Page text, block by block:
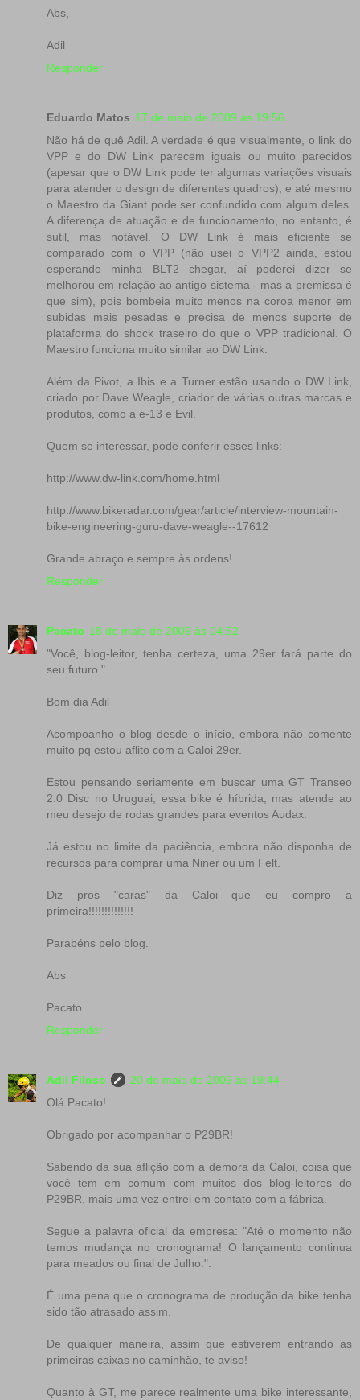
Abs,
Adil
Responder
Eduardo Matos 17 de maio de 2009 às 19:56
Não há de quê Adil. A verdade é que visualmente, o link do
VPP e do DW Link parecem iguais ou muito parecidos
(apesar que o DW Link pode ter algumas variações visuais
para atender o design de diferentes quadros), e até mesmo
o Maestro da Giant pode ser confundido com algum deles.
A diferença de atuação e de funcionamento, no entanto, é
sutil, mas notável. O DW Link é mais eficiente se
comparado com o VPP (não usei o VPP2 ainda, estou
esperando minha BLT2 chegar, aí poderei dizer se
melhorou em relação ao antigo sistema - mas a premissa é
que sim), pois bombeia muito menos na coroa menor em
subidas mais pesadas e precisa de menos suporte de
plataforma do shock traseiro do que o VPP tradicional. O
Maestro funciona muito similar ao DW Link.
Além da Pivot, a Ibis e a Turner estão usando o DW Link,
criado por Dave Weagle, criador de várias outras marcas e
produtos, como a e-13 e Evil.
Quem se interessar, pode conferir esses links:
http://www.dw-link.com/home.html
http://www.bikeradar.com/gear/article/interview-mountain-
bike-engineering-guru-dave-weagle--17612
Grande abraço e sempre às ordens!
Responder
Pacato 18 de maio de 2009 às 04:52
"Você, blog-leitor, tenha certeza, uma 29er fará parte do
seu futuro."
Bom dia Adil
Acompoanho o blog desde o início, embora não comente
muito pq estou aflito com a Caloi 29er.
Estou pensando seriamente em buscar uma GT Transeo
2.0 Disc no Uruguai, essa bike é híbrida, mas atende ao
meu desejo de rodas grandes para eventos Audax.
Já estou no limite da paciência, embora não disponha de
recursos para comprar uma Niner ou um Felt.
Diz pros "caras" da Caloi que eu compro a
primeira!!!!!!!!!!!!!!
Parabéns pelo blog.
Abs
Pacato
Responder
Adil Filoso
20 de maio de 2009 às 19:44
Olá Pacato!
Obrigado por acompanhar o P29BR!
Sabendo da sua aflição com a demora da Caloi, coisa que
você tem em comum com muitos dos blog-leitores do
P29BR, mais uma vez entrei em contato com a fábrica.
Segue a palavra oficial da empresa: "Até o momento não
temos mudança no cronograma! O lançamento continua
para meados ou final de Julho.".
É uma pena que o cronograma de produção da bike tenha
sido tão atrasado assim.
De qualquer maneira, assim que estiverem entrando as
primeiras caixas no caminhão, te aviso!
Quanto à GT, me parece realmente uma bike interessante,